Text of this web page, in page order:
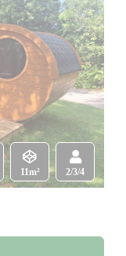
11m² 2/3/4